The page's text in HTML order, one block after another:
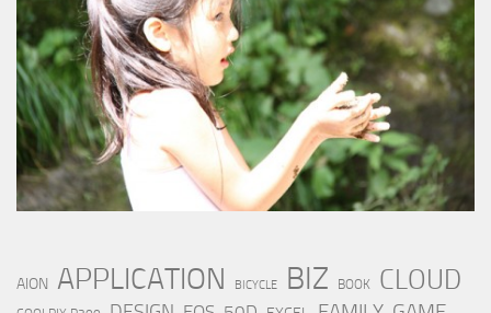
AION APPLICATION BICYCLE BIZ BOOK CLOUD